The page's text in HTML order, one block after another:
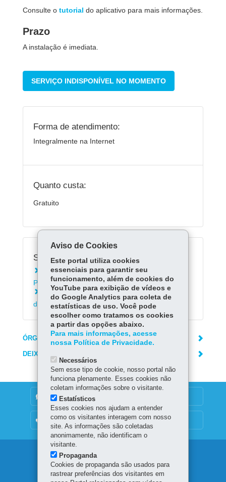
Consulte o tutorial do aplicativo para mais informações.
Prazo
A instalação é imediata.
SERVIÇO INDISPONÍVEL NO MOMENTO
Forma de atendimento:
Integralmente na Internet
Quanto custa:
Gratuito
Serviços Relacionados:
Instalar o aplicativo Escola Paraná - Alunos e
Pais
Acessar Registro de Classe On-line da Rede
de Ensino (RCO)
ÓRGÃO RESPONSÁVEL
DEIXE SUA OPINIÃO
DENUNCIE CORRUPÇÃO
OUVIDORIA
Navegação
principal
Aviso de Cookies
Este portal utiliza cookies
essenciais para garantir seu
funcionamento, além de cookies do
YouTube para exibição de vídeos e
do Google Analytics para coleta de
estatísticas de uso. Você pode
escolher como tratamos os cookies
a partir das opções abaixo.
Para mais informações, acesse
nossa Política de Privacidade.
Necessários
Sem esse tipo de cookie, nosso portal não
funciona plenamente. Esses cookies não
coletam informações sobre o visitante.
Estatísticos
Esses cookies nos ajudam a entender
como os visitantes interagem com nosso
site. As informações são coletadas
anonimamente, não identificam o
visitante.
Propaganda
Cookies de propaganda são usados para
rastrear preferências dos visitantes em